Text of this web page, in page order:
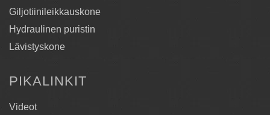
Giljotiinileikkauskone
Hydraulinen puristin
Lävistyskone
PIKALINKIT
Videot